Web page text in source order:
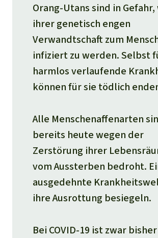
Orang-Utans sind in
ihrer genetisch engen
Verwandtschaft zum
infiziert zu werden. Selbst
harmlos verlaufende
können für sie tödlich
Alle Menschenaffenarten
bereits heute wegen der
Zerstörung ihrer
vomAussterben bedroht.
ausgedehnte
ihre Ausrottung besiegeln.
Bei COVID-19 ist zwar